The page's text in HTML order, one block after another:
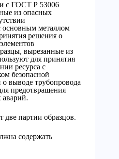
с ГОСТ Р 53006
из опасных
основным металлом
решения о
вырезанные из
для принятия
ресурса с
безопасной
выводе трубопровода
предотвращения
аварий.
две партии образцов.
содержать